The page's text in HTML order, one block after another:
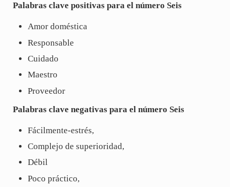
Palabras clave positivas para el número Seis
Amor doméstica
Responsable
Cuidado
Maestro
Proveedor
Palabras clave negativas para el número Seis
Fácilmente-estrés,
Complejo de superioridad,
Débil
Poco práctico,